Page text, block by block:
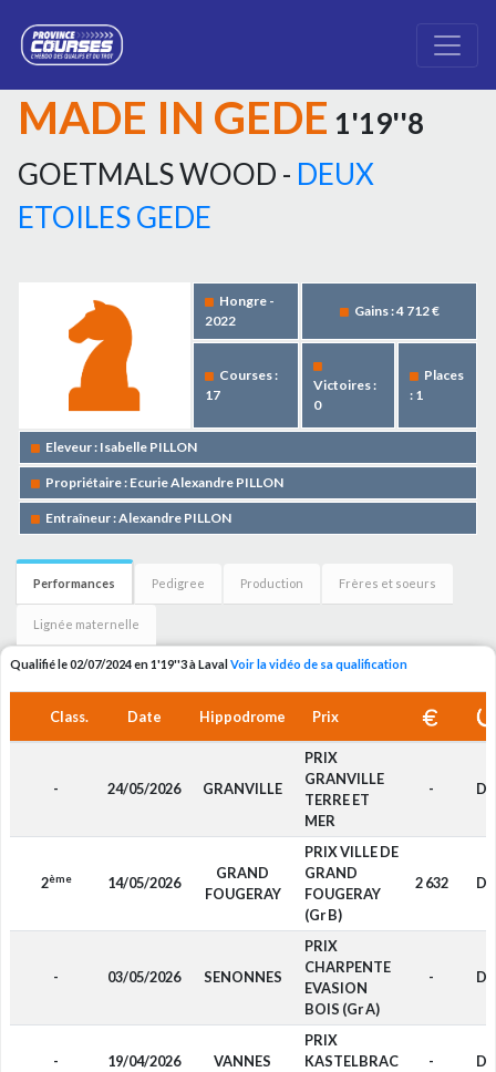
MADE IN GEDE 1'19''8
GOETMALS WOOD - DEUX
ETOILES GEDE
Hongre -
2022
Gains : 4 712 €
Courses :
17
Victoires :
0
Places
: 1
Eleveur : Isabelle PILLON
Propriétaire : Ecurie Alexandre PILLON
Entraîneur : Alexandre PILLON
Performances Pedigree Production Frères et soeurs
Lignée maternelle
Qualifié le 02/07/2024 en 1'19''3 à LavalVoir la vidéo de sa qualification
Class. Date Hippodrome Prix
- 24/05/2026 GRANVILLE
PRIX
GRANVILLE
TERRE ET
MER
- DP
2ème 14/05/2026
GRAND
FOUGERAY
PRIX VILLE DE
GRAND
FOUGERAY
(Gr B)
2 632 D4
- 03/05/2026 SENONNES
PRIX
CHARPENTE
EVASION
BOIS (Gr A)
- D4
- 19/04/2026 VANNES
PRIX
KASTELBRAC
- D4